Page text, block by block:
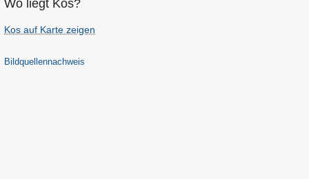
Wo liegt Kos?
Kos auf Karte zeigen
Bildquellennachweis